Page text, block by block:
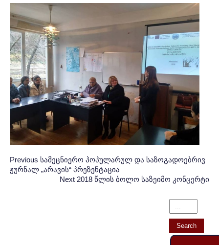
Post
navigation
პოსტის
ნავიგაცია
Previous Previous
Post:
სამეცნიერო პოპულარულ და საზოგადოებრივ
ჟურნალ „არავის“ პრეზენტაცია
Next Next
2018 წლის ბოლო საზეიმო კონცერტი